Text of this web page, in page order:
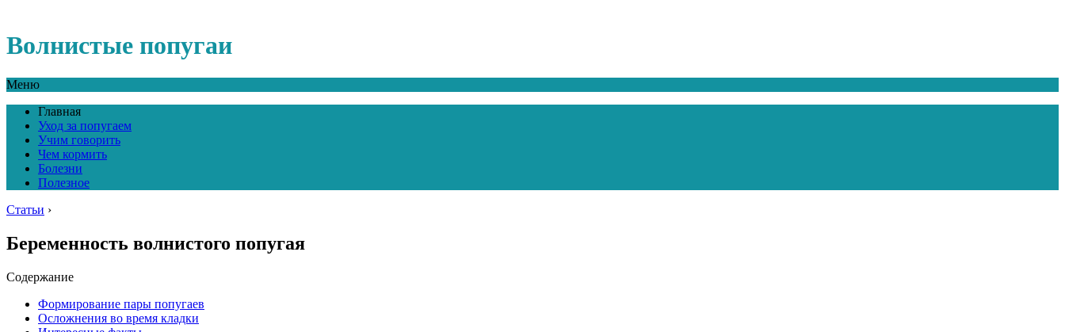
Волнистые попугаи
Меню
Главная
Уход за попугаем
Учим говорить
Чем кормить
Болезни
Полезное
Статьи ›
Беременность волнистого попугая
Содержание
Формирование пары попугаев
Осложнения во время кладки